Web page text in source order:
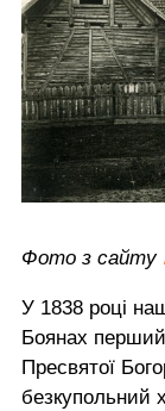
Фото з сайту
У 1838 році
Боянах
Пресвятої
безкупольний